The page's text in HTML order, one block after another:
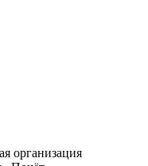
организация